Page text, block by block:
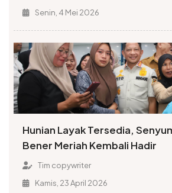
Senin, 4 Mei 2026
Hunian Layak Tersedia,
Bener Meriah Kembali Hadir
Tim copywriter
Kamis, 23 April 2026